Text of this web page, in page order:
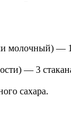
молочный) —
— 3
сахара.